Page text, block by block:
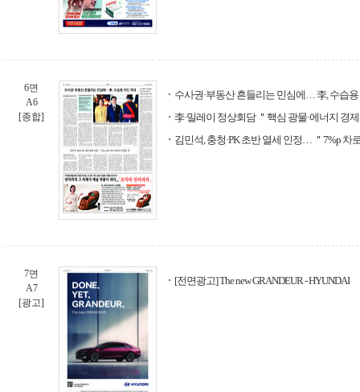
6면
A6
[종합]
수사권·부동산 흔들리는 민심에… 李, 수습
李·밀레이 정상회담 ＂핵심 광물·에너지 경
김민석, 충청·PK 초반 열세 인정… ＂7%p 차
7면
A7
[광고]
[전면광고] The new GRANDEUR - HYUNDAI